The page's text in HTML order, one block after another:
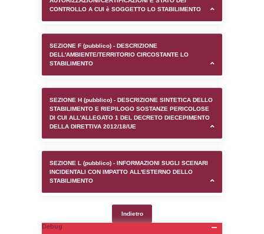
Stabilimento Ferrania
Technologies nel
Cairo Montenotte
SEZIONE A1 (pubblico) - INFORMAZIONI
SEZIONE D (pubblico) - INFORMAZIONI
CONTROLLO A CUI è SOGGETTO LO